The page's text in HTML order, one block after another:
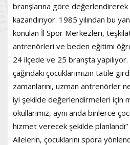
branşlarına göre
kazandırıyor. 1985 yılından bu
konulan İl Spor Merkezleri,
antrenörleri ve beden eğitimi
24 ilçede ve 25 branşta
çağındaki çocuklarımızın tatile
zamanlarını, uzman antrenörler
iyi şekilde değerlendirmeleri için
okullarımız, aynı anda binlerce
hizmet verecek şekilde planlandı”
Ailelerin, çocuklarını spora